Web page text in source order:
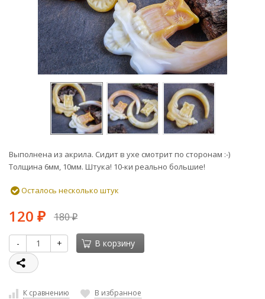
Выполнена из акрила. Сидит в ухе смотрит по сторонам :-)
Толщина 6мм, 10мм. Штука! 10-ки реально большие!
Осталось несколько штук
120 ₽ 180₽
- + В корзину
К сравнению В избранное